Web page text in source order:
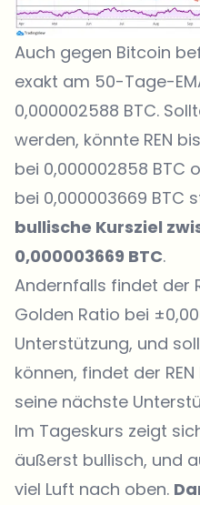
Auch gegen Bitcoin
exakt am 50-Tage-
0,000002588 BTC.
werden, könnte REN
bei 0,000002858 BTC
bei 0,000003669 BTC
bullische Kursziel
0,000003669 BTC.
Andernfalls findet der
Golden Ratio bei
Unterstützung, und
können, findet der
seine nächste
Im Tageskurs zeigt
äußerst bullisch, und
viel Luft nach oben.